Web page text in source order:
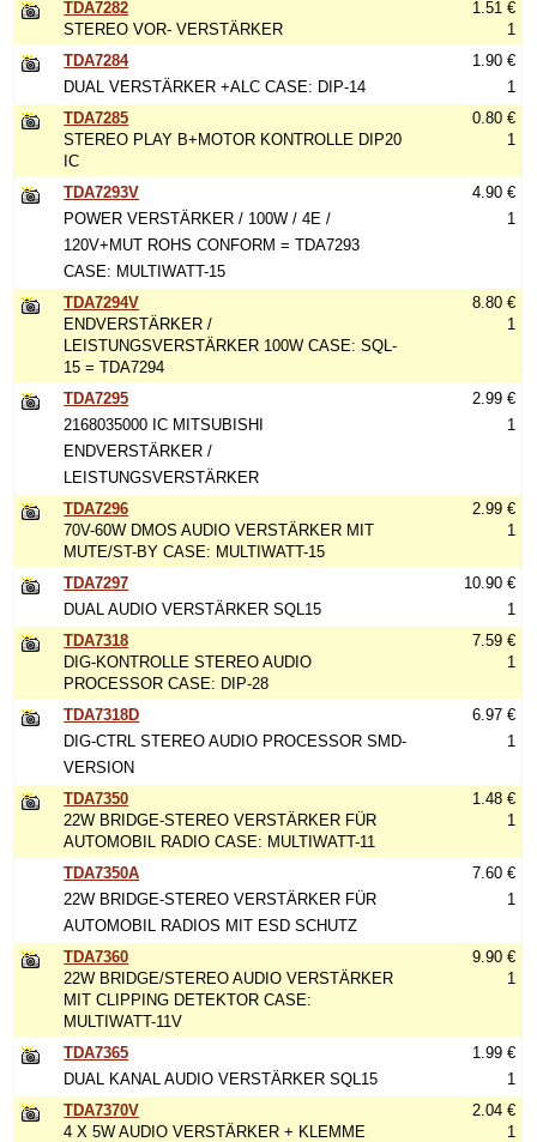
TDA7282
STEREO VOR- VERSTÄRKER
1.51 €
1
TDA7284
DUAL VERSTÄRKER +ALC CASE: DIP-14
1.90 €
1
TDA7285
STEREO PLAY B+MOTOR KONTROLLE DIP20
IC
0.80 €
1
TDA7293V
POWER VERSTÄRKER / 100W / 4E /
120V+MUT ROHS CONFORM = TDA7293
CASE: MULTIWATT-15
4.90 €
1
TDA7294V
ENDVERSTÄRKER /
LEISTUNGSVERSTÄRKER 100W CASE: SQL-
15 = TDA7294
8.80 €
1
TDA7295
2168035000 IC MITSUBISHI
ENDVERSTÄRKER /
LEISTUNGSVERSTÄRKER
2.99 €
1
TDA7296
70V-60W DMOS AUDIO VERSTÄRKER MIT
MUTE/ST-BY CASE: MULTIWATT-15
2.99 €
1
TDA7297
DUAL AUDIO VERSTÄRKER SQL15
10.90 €
1
TDA7318
DIG-KONTROLLE STEREO AUDIO
PROCESSOR CASE: DIP-28
7.59 €
1
TDA7318D
DIG-CTRL STEREO AUDIO PROCESSOR SMD-
VERSION
6.97 €
1
TDA7350
22W BRIDGE-STEREO VERSTÄRKER FÜR
AUTOMOBIL RADIO CASE: MULTIWATT-11
1.48 €
1
TDA7350A
22W BRIDGE-STEREO VERSTÄRKER FÜR
AUTOMOBIL RADIOS MIT ESD SCHUTZ
7.60 €
1
TDA7360
22W BRIDGE/STEREO AUDIO VERSTÄRKER
MIT CLIPPING DETEKTOR CASE:
MULTIWATT-11V
9.90 €
1
TDA7365
DUAL KANAL AUDIO VERSTÄRKER SQL15
1.99 €
1
TDA7370V
4 X 5W AUDIO VERSTÄRKER + KLEMME
2.04 €
1